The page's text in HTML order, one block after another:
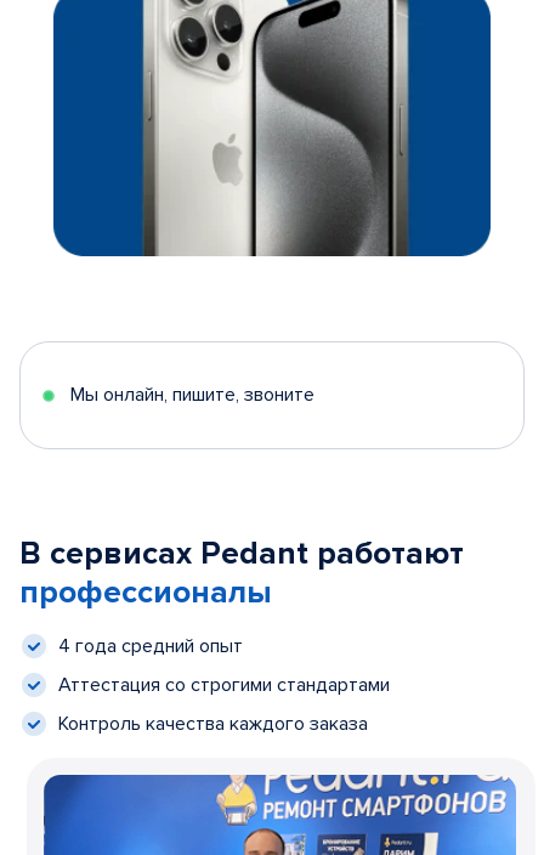
Мы онлайн, пишите, звоните
В сервисах Pedant работают
профессионалы
4 года средний опыт
Аттестация со строгими стандартами
Контроль качества каждого заказа